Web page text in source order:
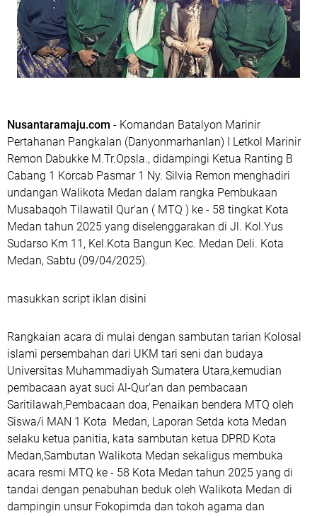
Nusantaramaju.com - Komandan Batalyon Marinir
Pertahanan Pangkalan (Danyonmarhanlan) I Letkol Marinir
Remon Dabukke M.Tr.Opsla., didampingi Ketua Ranting B
Cabang 1 Korcab Pasmar 1 Ny. Silvia Remon menghadiri
undangan Walikota Medan dalam rangka Pembukaan
Musabaqoh Tilawatil Qur'an ( MTQ ) ke - 58 tingkat Kota
Medan tahun 2025 yang diselenggarakan di Jl. Kol.Yus
Sudarso Km 11, Kel.Kota Bangun Kec. Medan Deli. Kota
Medan, Sabtu (09/04/2025).
masukkan script iklan disini
Rangkaian acara di mulai dengan sambutan tarian Kolosal
islami persembahan dari UKM tari seni dan budaya
Universitas Muhammadiyah Sumatera Utara,kemudian
pembacaan ayat suci Al-Qur'an dan pembacaan
Saritilawah,Pembacaan doa, Penaikan bendera MTQ oleh
Siswa/i MAN 1 Kota Medan, Laporan Setda kota Medan
selaku ketua panitia, kata sambutan ketua DPRD Kota
Medan,Sambutan Walikota Medan sekaligus membuka
acara resmi MTQ ke - 58 Kota Medan tahun 2025 yang di
tandai dengan penabuhan beduk oleh Walikota Medan di
dampingin unsur Fokopimda dan tokoh agama dan